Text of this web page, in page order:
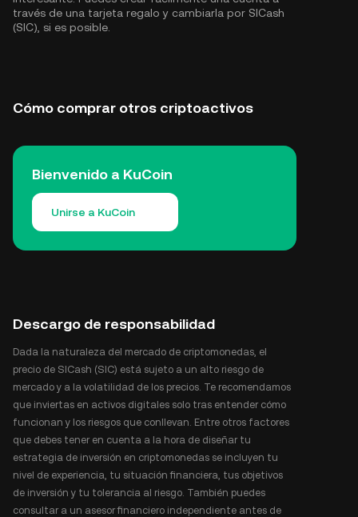
través de una tarjeta regalo y cambiarla por SICash
(SIC), si es posible.
Cómo comprar otros criptoactivos
Bienvenido a KuCoin
Unirse a KuCoin
Descargo de responsabilidad
Dada la naturaleza del mercado de criptomonedas, el
precio de SICash (SIC) está sujeto a un alto riesgo de
mercado y a la volatilidad de los precios. Te recomendamos
que inviertas en activos digitales solo tras entender cómo
funcionan y los riesgos que conllevan. Entre otros factores
que debes tener en cuenta a la hora de diseñar tu
estrategia de inversión en criptomonedas se incluyen tu
nivel de experiencia, tu situación financiera, tus objetivos
de inversión y tu tolerancia al riesgo. También puedes
consultar a un asesor financiero independiente antes de